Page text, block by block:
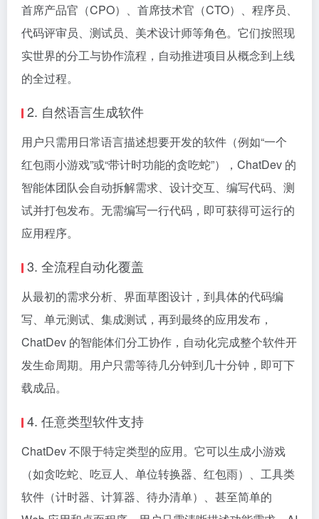
首席产品官（CPO）、首席技术官（CTO）、程序员、
代码评审员、测试员、美术设计师等角色。它们按照现
实世界的分工与协作流程，自动推进项目从概念到上线
的全过程。
2. 自然语言生成软件
用户只需用日常语言描述想要开发的软件（例如“一个
红包雨小游戏”或“带计时功能的贪吃蛇”），ChatDev 的
智能体团队会自动拆解需求、设计交互、编写代码、测
试并打包发布。无需编写一行代码，即可获得可运行的
应用程序。
3. 全流程自动化覆盖
从最初的需求分析、界面草图设计，到具体的代码编
写、单元测试、集成测试，再到最终的应用发布，
ChatDev 的智能体们分工协作，自动化完成整个软件开
发生命周期。用户只需等待几分钟到几十分钟，即可下
载成品。
4. 任意类型软件支持
ChatDev 不限于特定类型的应用。它可以生成小游戏
（如贪吃蛇、吃豆人、单位转换器、红包雨）、工具类
软件（计时器、计算器、待办清单）、甚至简单的